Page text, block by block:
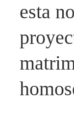
esta